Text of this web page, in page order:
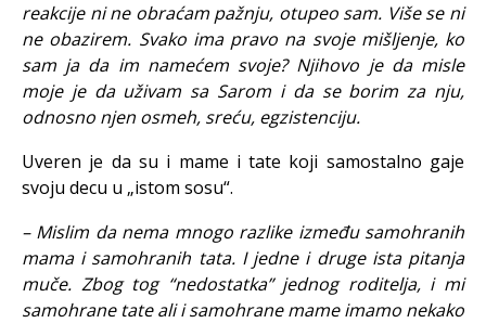
reakcije ni ne obraćam pažnju, otupeo sam. Više se ni
ne obazirem. Svako ima pravo na svoje mišljenje, ko
sam ja da im namećem svoje? Njihovo je da misle
moje je da uživam sa Sarom i da se borim za nju,
odnosno njen osmeh, sreću, egzistenciju.
Uveren je da su i mame i tate koji samostalno gaje
svoju decu u „istom sosu“.
– Mislim da nema mnogo razlike između samohranih
mama i samohranih tata. I jedne i druge ista pitanja
muče. Zbog tog “nedostatka” jednog roditelja, i mi
samohrane tate ali i samohrane mame imamo nekako